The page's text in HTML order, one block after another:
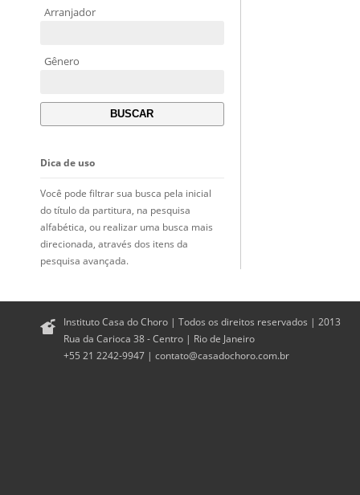
Arranjador
Gênero
Dica de uso
Você pode filtrar sua busca pela inicial
do título da partitura, na pesquisa
alfabética, ou realizar uma busca mais
direcionada, através dos itens da
pesquisa avançada.
Instituto Casa do Choro | Todos os direitos reservados | 2013
Rua da Carioca 38 - Centro | Rio de Janeiro
+55 21 2242-9947 | contato@casadochoro.com.br